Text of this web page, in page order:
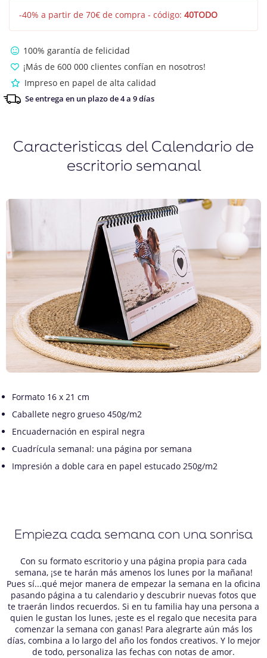
-40% a partir de 70€ de compra - código: 40TODO
100% garantía de felicidad
¡Más de 600 000 clientes confían en nosotros!
Impreso en papel de alta calidad
Se entrega en un plazo de 4 a 9 días
Caracteristicas del Calendario de
escritorio semanal
Formato 16 x 21 cm
Caballete negro grueso 450g/m2
Encuadernación en espiral negra
Cuadrícula semanal: una página por semana
Impresión a doble cara en papel estucado 250g/m2
Empieza cada semana con una sonrisa
Con su formato escritorio y una página propia para cada
semana, ¡se te harán más amenos los lunes por la mañana!
Pues sí...qué mejor manera de empezar la semana en la oficina
pasando página a tu calendario y descubrir nuevas fotos que
te traerán lindos recuerdos. Si en tu familia hay una persona a
quien le gustan los lunes, ¡este es el regalo que necesita para
comenzar la semana con ganas! Para alegrarte aún más los
días, combina a lo largo del año los fondos creativos. Y lo mejor
de todo, personaliza las fechas con notas de amor.